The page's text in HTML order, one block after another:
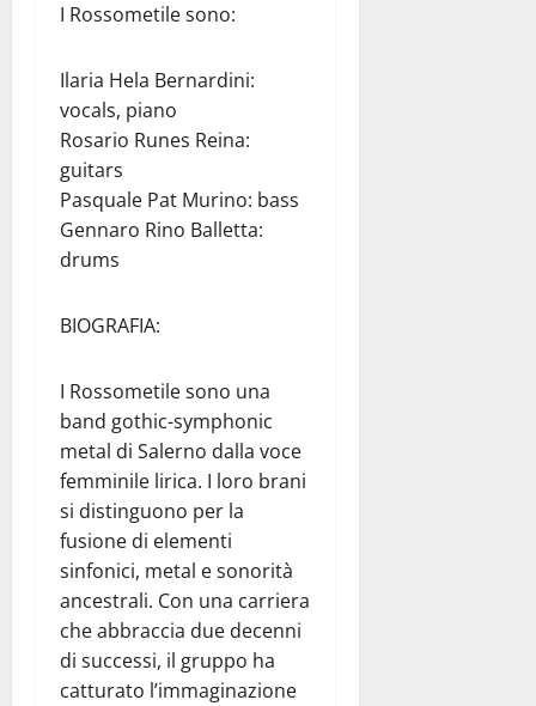
I Rossometile sono:
Ilaria Hela Bernardini:
vocals, piano
Rosario Runes Reina:
guitars
Pasquale Pat Murino: bass
Gennaro Rino Balletta:
drums
BIOGRAFIA:
I Rossometile sono una
band gothic-symphonic
metal di Salerno dalla voce
femminile lirica. I loro brani
si distinguono per la
fusione di elementi
sinfonici, metal e sonorità
ancestrali. Con una carriera
che abbraccia due decenni
di successi, il gruppo ha
catturato l’immaginazione